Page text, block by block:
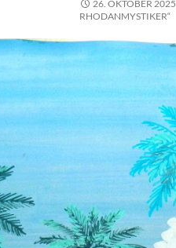
26. OKTOBER 2025
RHODANMYSTIKER“